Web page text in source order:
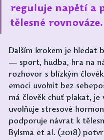
reguluje napětí a
tělesné rovnováze.
Dalším krokem je hledat
— sport, hudba, hra na
rozhovor s blízkým
emoci uvolnit bez
má člověk chuť plakat, je
uvolňuje stresové
podporuje návrat k
Bylsma et al. (2018)